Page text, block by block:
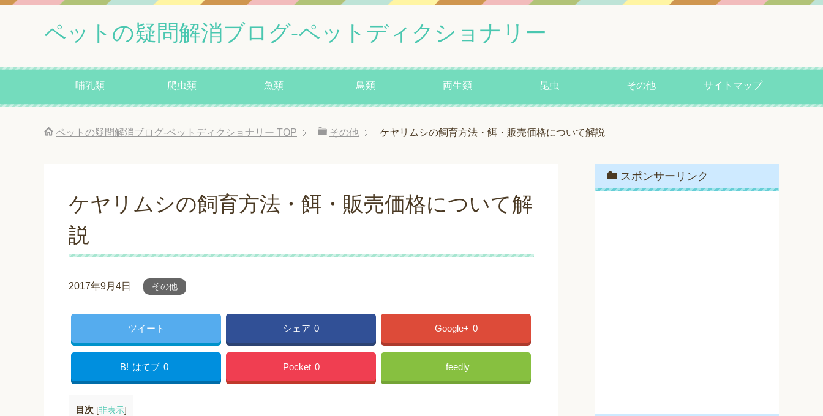
ペットの疑問解消ブログ-ペットディクショナリー
哺乳類 爬虫類 魚類 鳥類 両生類 昆虫 その他 サイトマップ
ペットの疑問解消ブログ-ペットディクショナリー TOP その他 ケヤリムシの飼育方法・餌・販売価格について解説
ケヤリムシの飼育方法・餌・販売価格について解
説
2017年9月4日 その他
ツイート シェア 0 Google+ 0
B! はてブ 0 Pocket 0 feedly
目次 [非表示]
スポンサーリンク